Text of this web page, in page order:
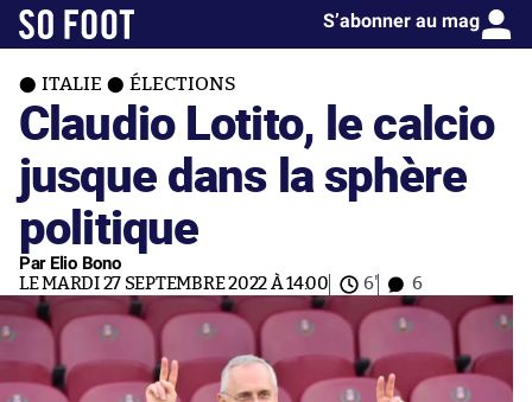
S’abonner au mag
ITALIE ÉLECTIONS
Claudio Lotito, le calcio
jusque dans la sphère
politique
Par Elio Bono
LE MARDI 27 SEPTEMBRE 2022 À 14:00 6' 6